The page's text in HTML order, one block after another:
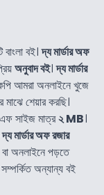
বই।দ্য মার্ডার অফ
অনুবাদ বই।দ্য মার্ডার
আমরা অনলাইনে খুজে
শেয়ার করছি।
সাইজ মাত্র২ MB।
দ্য মার্ডার অফ রজার
অনলাইনে পড়তে
অন্যান্য বই